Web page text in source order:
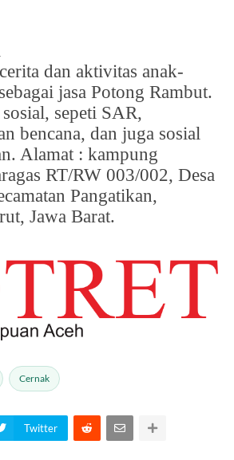
dan aktivitas anak-
jasa Potong Rambut.
sepeti SAR,
bencana, dan juga sosial
Alamat : kampung
RT/RW 003/002, Desa
Pangatikan,
Jawa Barat.
Cernak
Twitter